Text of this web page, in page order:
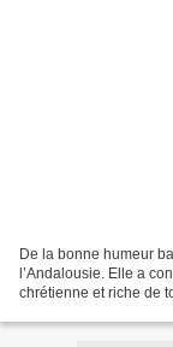
De la bonne humeur
l’Andalousie. Elle a
chrétienne et riche de